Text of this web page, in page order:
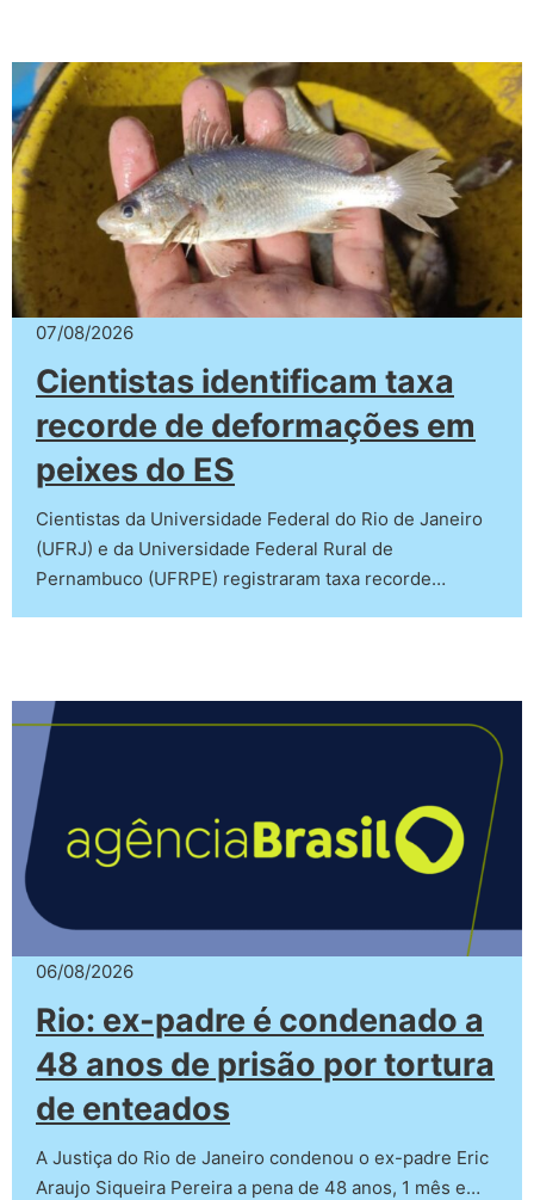
07/08/2026
Cientistas identificam taxa
recorde de deformações em
peixes do ES
Cientistas da Universidade Federal do Rio de Janeiro
(UFRJ) e da Universidade Federal Rural de
Pernambuco (UFRPE) registraram taxa recorde…
06/08/2026
Rio: ex-padre é condenado a
48 anos de prisão por tortura
de enteados
A Justiça do Rio de Janeiro condenou o ex-padre Eric
Araujo Siqueira Pereira a pena de 48 anos, 1 mês e…